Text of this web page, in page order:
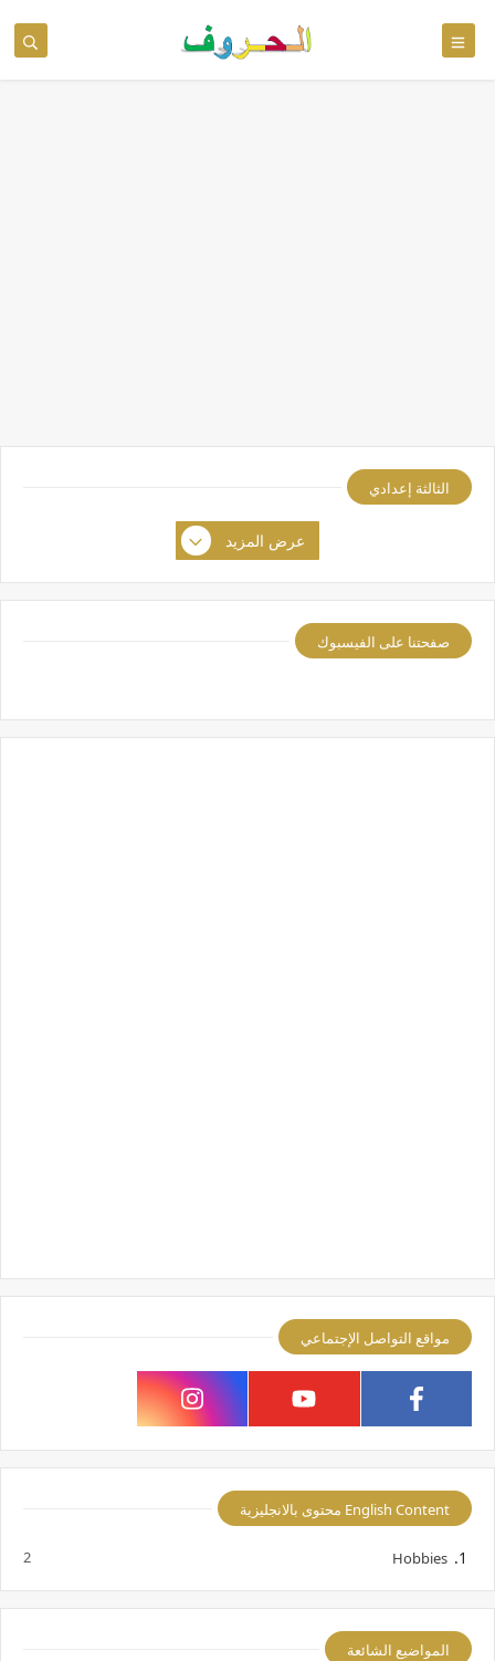
يُرجى الاطلاع على سياسة الخصوصية إقرأ المزيد
فهمت ذلك
الثالثة إعدادي
عرض المزيد
صفحتنا على الفيسبوك
مواقع التواصل الإجتماعي
English Content محتوى بالانجليزية
Hobbies
2
المواضيع الشائعة